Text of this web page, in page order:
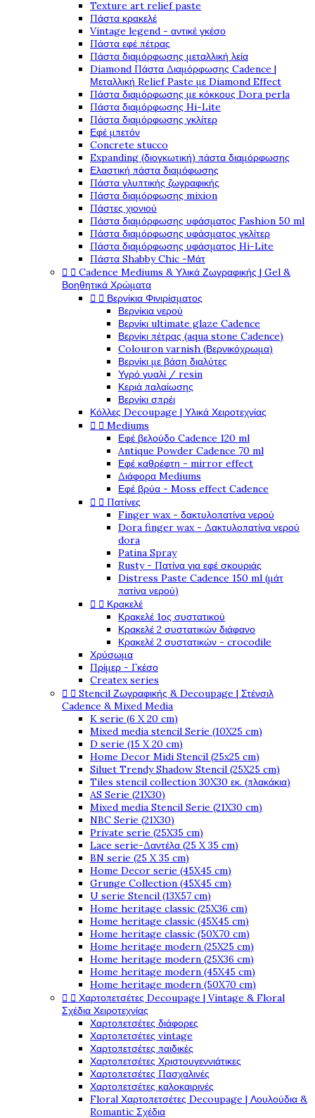
Texture art relief paste
Πάστα κρακελέ
Vintage legend - αντικέ γκέσο
Πάστα εφέ πέτρας
Πάστα διαμόρφωσης μεταλλική λεία
Diamond Πάστα Διαμόρφωσης Cadence |
Μεταλλική Relief Paste με Diamond Effect
Πάστα διαμόρφωσης με κόκκους Dora perla
Πάστα διαμόρφωσης Hi-Lite
Πάστα διαμόρφωσης γκλίτερ
Εφέ μπετόν
Concrete stucco
Expanding (διογκωτική) πάστα διαμόρφωσης
Ελαστική πάστα διαμόφωσης
Πάστα γλυπτικής ζωγραφικής
Πάστα διαμόρφωσης mixion
Πάστες χιονιού
Πάστα διαμόρφωσης υφάσματος Fashion 50 ml
Πάστα διαμόρφωσης υφάσματος γκλίτερ
Πάστα διαμόρφωσης υφάσματος Hi-Lite
Πάστα Shabby Chic -Μάτ
  Cadence Mediums & Υλικά Ζωγραφικής | Gel &
Βοηθητικά Χρώματα
  Βερνίκια Φινιρίσματος
Βερνίκια νερού
Βερνίκι ultimate glaze Cadence
Βερνίκι πέτρας (aqua stone Cadence)
Colouron varnish (Βερνικόχρωμα)
Βερνίκι με βάση διαλύτες
Υγρό γυαλί / resin
Κεριά παλαίωσης
Βερνίκι σπρέι
Κόλλες Decoupage | Υλικά Χειροτεχνίας
  Mediums
Εφέ βελούδο Cadence 120 ml
Antique Powder Cadence 70 ml
Εφέ καθρέφτη - mirror effect
Διάφορα Mediums
Εφέ βρύα - Moss effect Cadence
  Πατίνες
Finger wax - δακτυλοπατίνα νερού
Dora finger wax - Δακτυλοπατίνα νερού
dora
Patina Spray
Rusty - Πατίνα για εφέ σκουριάς
Distress Paste Cadence 150 ml (μάτ
πατίνα νερού)
  Κρακελέ
Κρακελέ 1ος συστατικού
Κρακελέ 2 συστατικών διάφανο
Κρακελέ 2 συστατικών - crocodile
Χρύσωμα
Πρίμερ - Γκέσο
Createx series
  Stencil Ζωγραφικής & Decoupage | Στένσιλ
Cadence & Mixed Media
K serie (6 X 20 cm)
Mixed media stencil Serie (10X25 cm)
D serie (15 X 20 cm)
Home Decor Midi Stencil (25x25 cm)
Siluet Trendy Shadow Stencil (25X25 cm)
Tiles stencil collection 30X30 εκ. (πλακάκια)
AS Serie (21X30)
Mixed media Stencil Serie (21X30 cm)
NBC Serie (21X30)
Private serie (25X35 cm)
Lace serie-Δαντέλα (25 X 35 cm)
BN serie (25 X 35 cm)
Home Decor serie (45X45 cm)
Grunge Collection (45X45 cm)
U serie Stencil (13X57 cm)
Home heritage classic (25X36 cm)
Home heritage classic (45X45 cm)
Home heritage classic (50X70 cm)
Home heritage modern (25X25 cm)
Home heritage modern (25X36 cm)
Home heritage modern (45X45 cm)
Home heritage modern (50X70 cm)
  Χαρτοπετσέτες Decoupage | Vintage & Floral
Σχέδια Χειροτεχνίας
Χαρτοπετσέτες διάφορες
Χαρτοπετσέτες vintage
Χαρτοπετσέτες παιδικές
Χαρτοπετσέτες Χριστουγεννιάτικες
Χαρτοπετσέτες Πασχαλινές
Χαρτοπετσέτες καλοκαιρινές
Floral Χαρτοπετσέτες Decoupage | Λουλούδια &
Romantic Σχέδια